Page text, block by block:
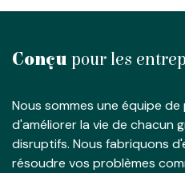
Conçu pour les
Nous sommes une équipe
d'améliorer la vie de chacun
disruptifs. Nous fabriquons
résoudre vos problèmes